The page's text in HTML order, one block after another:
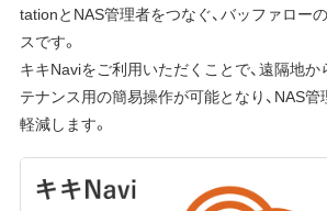
tationとNAS管理者をつなぐ、バッファロー
スです。
キキNaviをご利用いただくことで、遠隔地か
テナンス用の簡易操作が可能となり、NAS管
軽減します。